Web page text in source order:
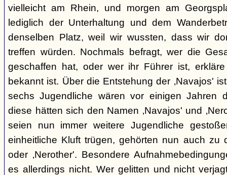
vielleicht am Rhein, und morgen am
lediglich der Unterhaltung und dem
denselben Platz, weil wir wussten, dass wir
treffen würden. Nochmals befragt, wer die
geschaffen hat, oder wer ihr Führer ist,
bekannt ist. Über die Entstehung der ‚Navajos'
sechs Jugendliche wären vor einigen Jahren
diese hätten sich den Namen ‚Navajos' und
seien nun immer weitere Jugendliche
einheitliche Kluft trügen, gehörten nun auch zu
oder ‚Nerother'. Besondere
es allerdings nicht. Wer gelitten und nicht